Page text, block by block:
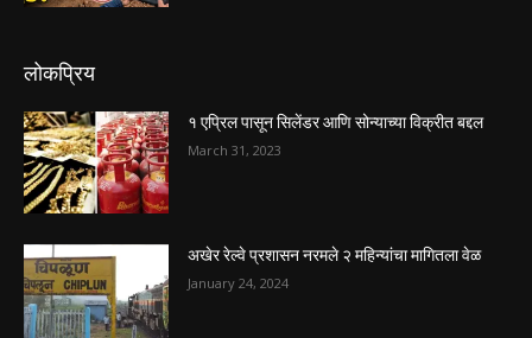
लोकप्रिय
१ एप्रिल पासून सिलेंडर आणि सोन्याच्या विक्रीत बद्दल
March 31, 2023
अखेर रेल्वे प्रशासन नरमले २ महिन्यांचा मागितला वेळ
January 24, 2024